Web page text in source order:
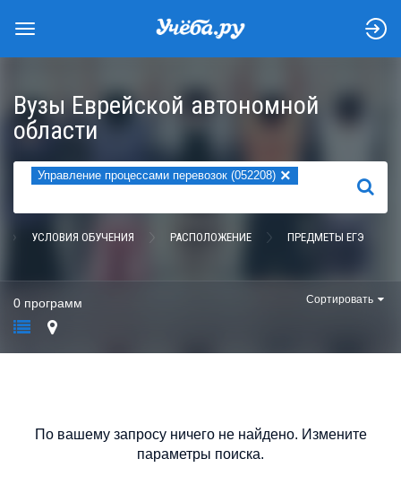
Вузы Еврейской автономной
области
Управление процессами перевозок (052208) ×
НАЙТИ
УСЛОВИЯ ОБУЧЕНИЯ РАСПОЛОЖЕНИЕ ПРЕДМЕТЫ ЕГЭ
0 программ Сортировать
По вашему запросу ничего не найдено. Измените
параметры поиска.